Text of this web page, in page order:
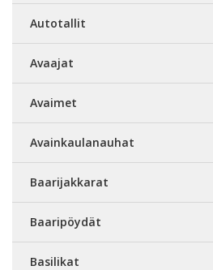
Autotallit
Avaajat
Avaimet
Avainkaulanauhat
Baarijakkarat
Baaripöydät
Basilikat